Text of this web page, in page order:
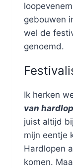
gebouwen
wel de
genoemd.
Ik herken
van
juist altijd
mijn eentje
Hardlopen
komen.